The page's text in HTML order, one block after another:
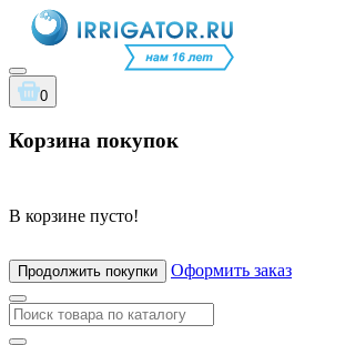
0
Корзина покупок
В корзине пусто!
Продолжить покупки Оформить заказ